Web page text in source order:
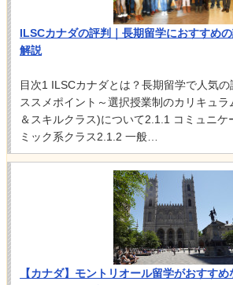
ILSCカナダの評判｜長期留学におすすめ
解説
目次1 ILSCカナダとは？長期留学で人気
ススメポイント～選択授業制のカリキュ
＆スキルクラス)について2.1.1 コミュニケ
ミック系クラス2.1.2 一般…
【カナダ】モントリオール留学がおすす